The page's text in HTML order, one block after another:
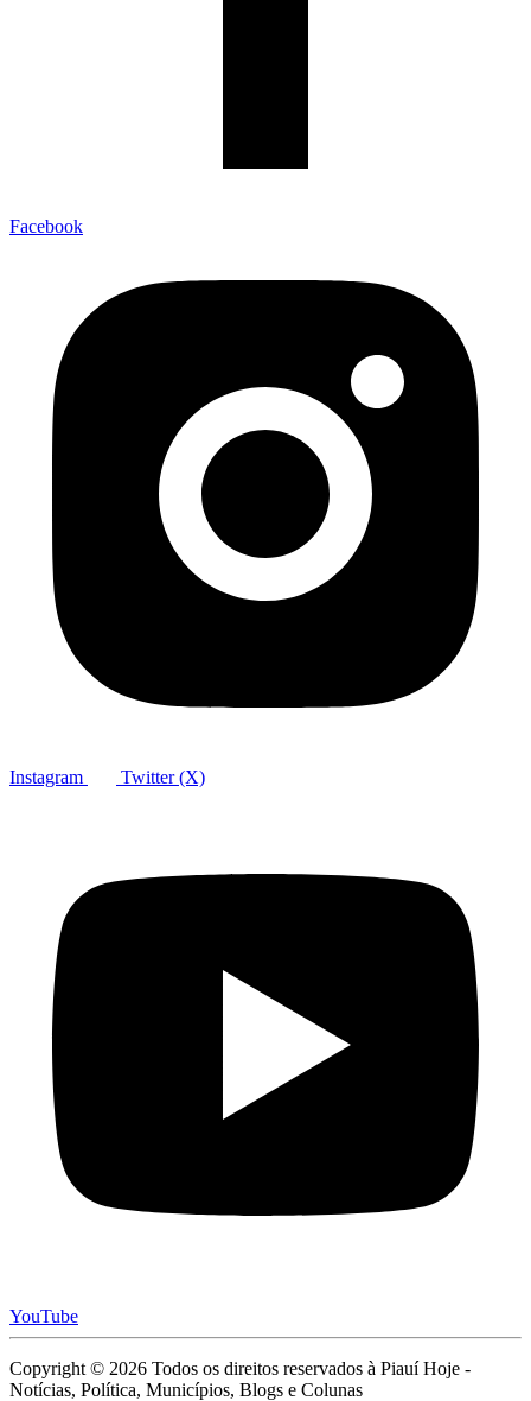
Facebook
Instagram Twitter (X)
YouTube
Copyright © 2026 Todos os direitos reservados à Piauí Hoje -
Notícias, Política, Municípios, Blogs e Colunas